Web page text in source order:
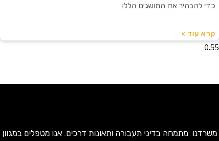
את המושגים הללו
»
מתמחה בדיני תעבורה ותאונות דרכים. אנו מטפלים במגוון